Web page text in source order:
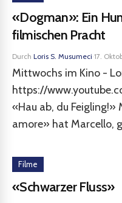
«Dogman»: Ein
filmischen Pracht
Durch Loris S. Musumeci·17.
Mittwochs im Kino -
https://
«Hau ab, du
amore» hat Marcello,
Filme
«Schwarzer Fluss»